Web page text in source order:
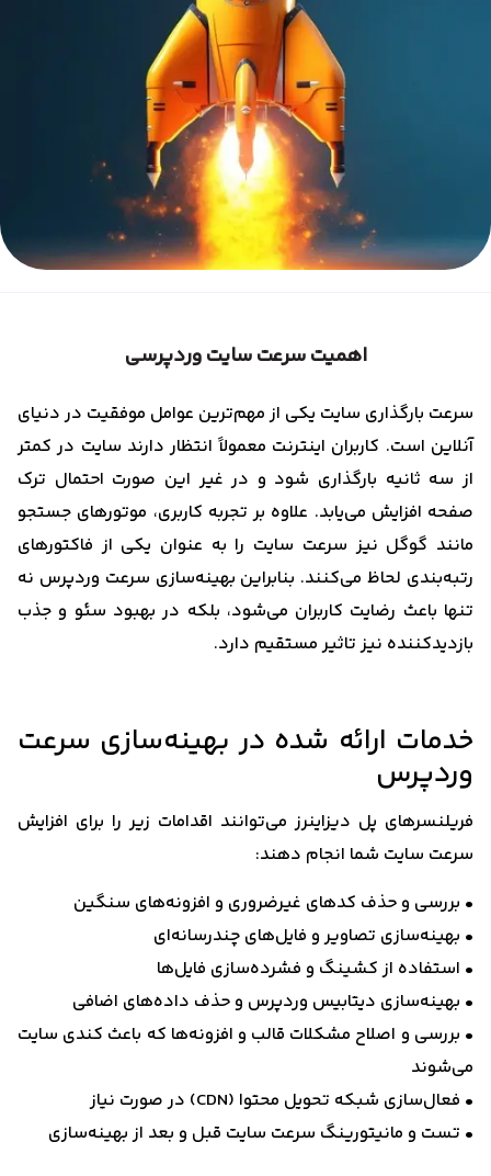
اهمیت سرعت سایت وردپرسی
سرعت بارگذاری سایت یکی از مهم‌ترین عوامل موفقیت در دنیای
آنلاین است. کاربران اینترنت معمولاً انتظار دارند سایت در کمتر
از سه ثانیه بارگذاری شود و در غیر این صورت احتمال ترک
صفحه افزایش می‌یابد. علاوه بر تجربه کاربری، موتورهای جستجو
مانند گوگل نیز سرعت سایت را به عنوان یکی از فاکتورهای
رتبه‌بندی لحاظ می‌کنند. بنابراین بهینه‌سازی سرعت وردپرس نه
تنها باعث رضایت کاربران می‌شود، بلکه در بهبود سئو و جذب
بازدیدکننده نیز تاثیر مستقیم دارد.
خدمات ارائه شده در بهینه‌سازی سرعت
وردپرس
فریلنسرهای پل دیزاینرز می‌توانند اقدامات زیر را برای افزایش
سرعت سایت شما انجام دهند:
• بررسی و حذف کدهای غیرضروری و افزونه‌های سنگین
• بهینه‌سازی تصاویر و فایل‌های چندرسانه‌ای
• استفاده از کشینگ و فشرده‌سازی فایل‌ها
• بهینه‌سازی دیتابیس وردپرس و حذف داده‌های اضافی
• بررسی و اصلاح مشکلات قالب و افزونه‌ها که باعث کندی سایت
می‌شوند
• فعال‌سازی شبکه تحویل محتوا (CDN) در صورت نیاز
• تست و مانیتورینگ سرعت سایت قبل و بعد از بهینه‌سازی